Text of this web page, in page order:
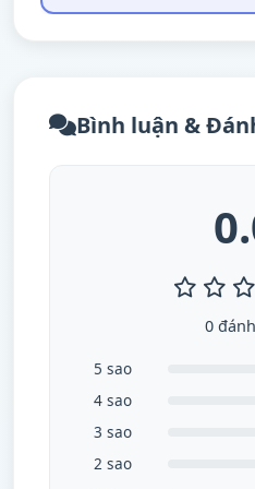
Bình luận &
0
5 sao
4 sao
3 sao
2 sao